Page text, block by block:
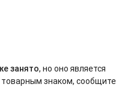
занято, но оно является
знаком, сообщите